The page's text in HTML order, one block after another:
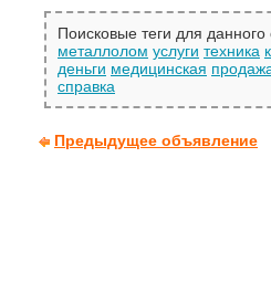
Поисковые теги для
металлолом услуги техника
деньги медицинская
справка
Предыдущее объявление